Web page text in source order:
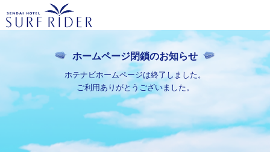
ホームページ閉鎖のお知らせ
ホテナビホームページは終了しました。
ご利用ありがとうございました。